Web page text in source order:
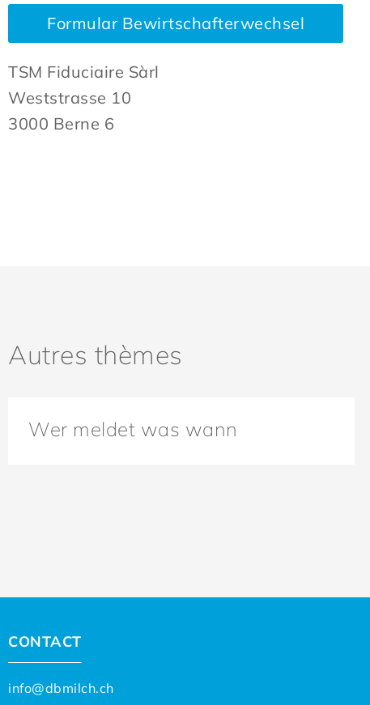
Formular Bewirtschafterwechsel
TSM Fiduciaire Sàrl
Weststrasse 10
3000 Berne 6
Autres thèmes
Wer meldet was wann
CONTACT
info@dbmilch.ch